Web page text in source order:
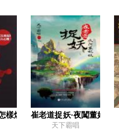
三、一個賭徒的蛻變
三、祖爺的心機
六、給馮玉祥看面相
樣煉成的？崔老道捉妖·夜闖董妃墳
天下霸唱